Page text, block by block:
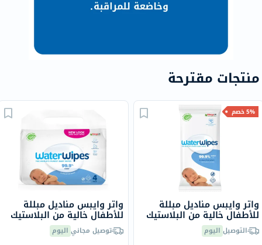
منتجات مقترحة
5% خصم
واتر وايبس مناديل مبللة
للأطفال خالية من البلاستيك
حزمة 28 مناديل مبللة غير
معطرة
التوصيل اليوم
واتر وايبس مناديل مبللة
للأطفال خالية من البلاستيك
حزمة من 4 من 60 مناديل
مبللة غير معطرة
توصيل مجاني اليوم